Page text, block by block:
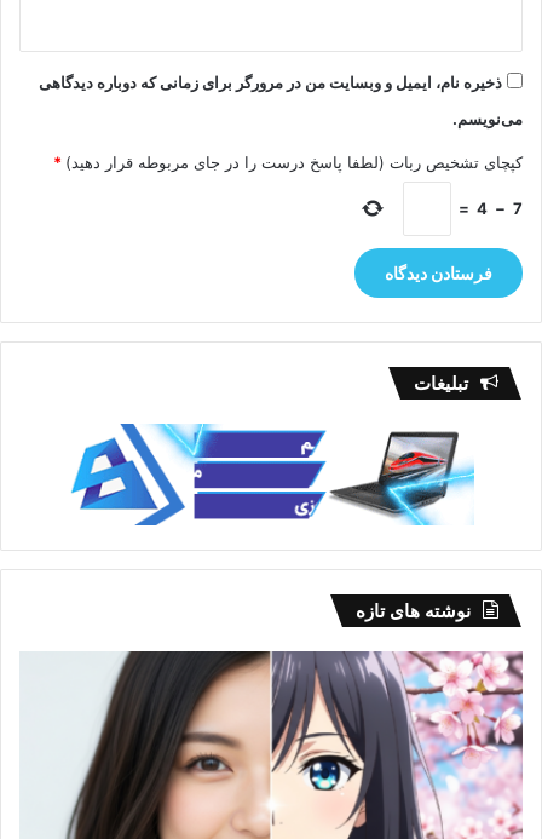
ذخیره نام، ایمیل و وبسایت من در مرورگر برای زمانی که دوباره دیدگاهی
می‌نویسم.
کپچای تشخیص ربات (لطفا پاسخ درست را در جای مربوطه قرار دهید) *
7
−
4
=
تبلیغات
نوشته های تازه